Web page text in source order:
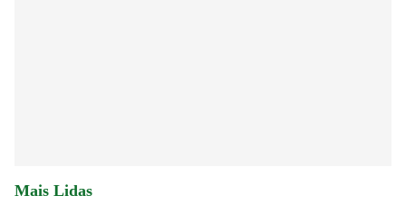
Mais Lidas